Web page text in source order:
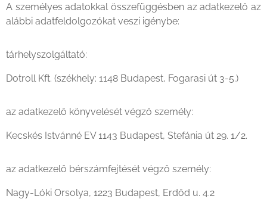
A személyes adatokkal összefüggésben az adatkezelő az
alábbi adatfeldolgozókat veszi igénybe:
tárhelyszolgáltató:
Dotroll Kft. (székhely: 1148 Budapest, Fogarasi út 3-5.)
az adatkezelő könyvelését végző személy:
Kecskés Istvánné EV 1143 Budapest, Stefánia út 29. 1/2.
az adatkezelő bérszámfejtését végző személy:
Nagy-Lóki Orsolya, 1223 Budapest, Erdőd u. 4.2